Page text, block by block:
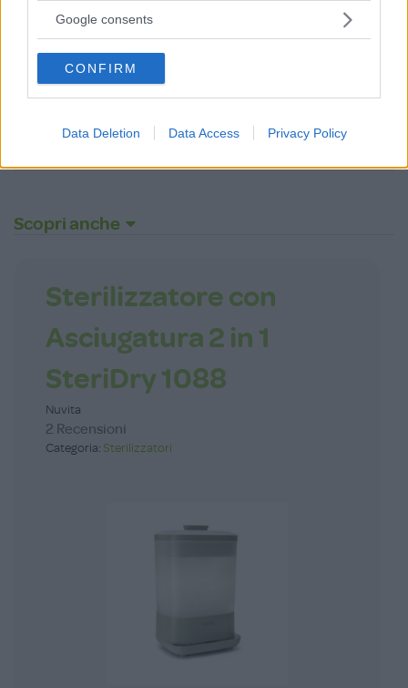
not limited to your visit or usage behaviour. You may click to
use your data for below specified purposes in below Google
consent section.
Google consents
CONFIRM
Data Deletion Data Access Privacy Policy
Password dimenticata?
Scopri anche
Sterilizzatore con
Asciugatura 2 in 1
SteriDry 1088
Nuvita
2 Recensioni
Categoria: Sterilizzatori